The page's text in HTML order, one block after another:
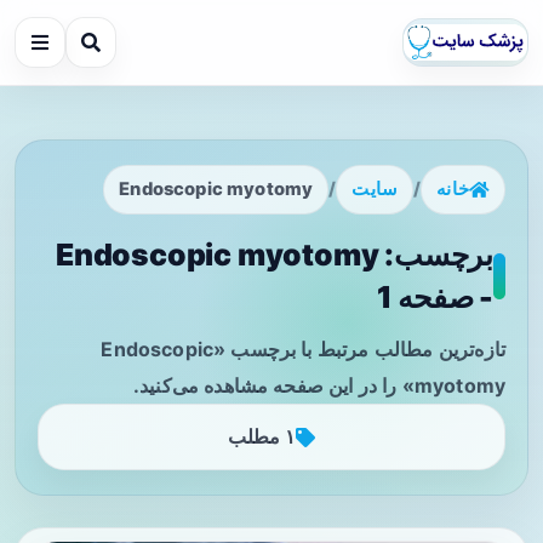
خانه / سایت /
Endoscopic myotomy
برچسب: Endoscopic myotomy
- صفحه 1
تازه‌ترین مطالب مرتبط با برچسب «Endoscopic
myotomy» را در این صفحه مشاهده می‌کنید.
۱ مطلب